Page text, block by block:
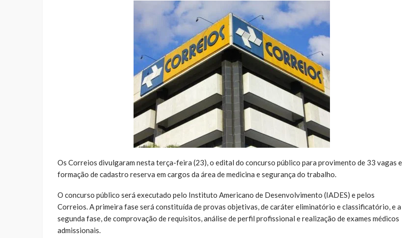
Os Correios divulgaram nesta terça-feira (23), o edital do concurso público para provimento de 33 vagas e
formação de cadastro reserva em cargos da área de medicina e segurança do trabalho.
O concurso público será executado pelo Instituto Americano de Desenvolvimento (IADES) e pelos
Correios. A primeira fase será constituída de provas objetivas, de caráter eliminatório e classificatório, e a
segunda fase, de comprovação de requisitos, análise de perfil profissional e realização de exames médicos
admissionais.